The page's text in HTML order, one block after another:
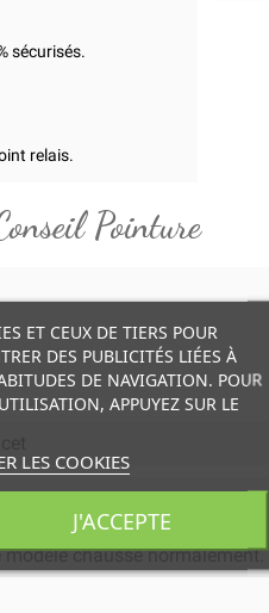
sécurisés.
relais.
Pointure
doublé cuir
modèle chausse normalement.
ET CEUX DE TIERS POUR
DES PUBLICITÉS LIÉES À
DE NAVIGATION. POUR
APPUYEZ SUR LE
LES COOKIES
J'ACCEPTE